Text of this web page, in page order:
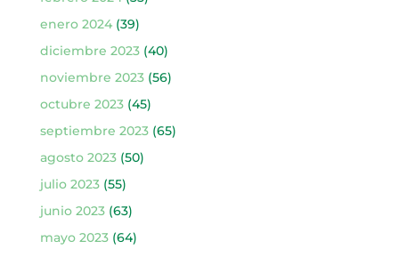
enero 2024(39)
diciembre 2023(40)
noviembre 2023(56)
octubre 2023(45)
septiembre 2023(65)
agosto 2023(50)
julio 2023(55)
junio 2023(63)
mayo 2023(64)